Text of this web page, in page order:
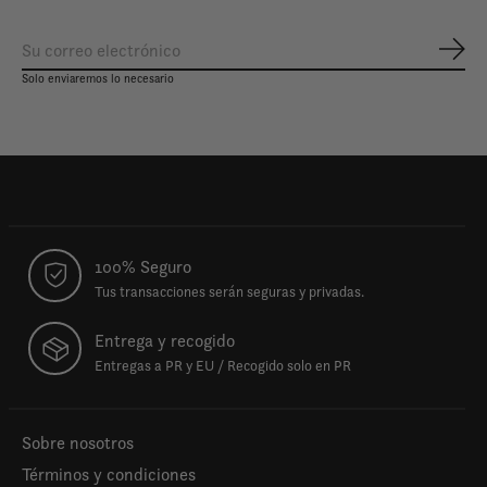
Solo enviaremos lo necesario
100% Seguro
Tus transacciones serán seguras y privadas.
Entrega y recogido
Entregas a PR y EU / Recogido solo en PR
Sobre nosotros
Términos y condiciones